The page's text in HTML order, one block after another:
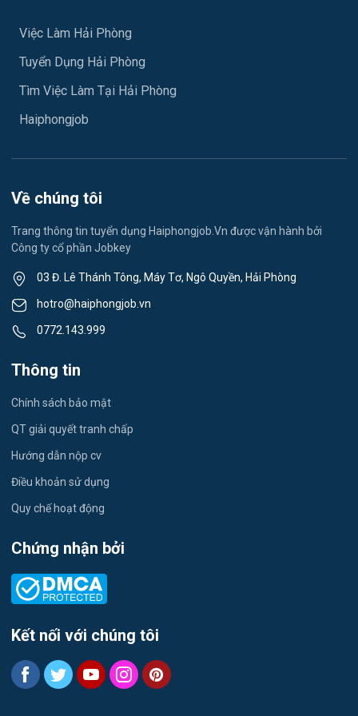
Y tế
May mặc
Lái xe
Tiếng Nhật
Du lịch
Công nhân
Thời Vụ
Tiếng Hàn
Tiếng Trung
Xuất Nhập Khẩu
Y Dược
Logistics
Việc làm An Hải
Việc làm An Phong
Việc làm Hải Dương
Việc làm Nam Đồng
Việc làm Tân Hưng
Việc làm Ái Quốc
Việc làm Chu Văn An
Việc làm Trần Hưng Đạo
Việc làm Nguyễn Trãi
Việc làm Trần Nhân Tông
Việc làm Nguyễn Đại Năng
Việc Làm Hải Phòng
Tuyển Dụng Hải Phòng
Tìm Việc Làm Tại Hải Phòng
Haiphongjob
Về chúng tôi
Trang thông tin tuyển dụng Haiphongjob.Vn được vận hành bởi
Công ty cổ phần Jobkey
03 Đ. Lê Thánh Tông, Máy Tơ, Ngô Quyền, Hải Phòng
hotro@haiphongjob.vn
0772.143.999
Thông tin
Chính sách bảo mật
QT giải quyết tranh chấp
Hướng dẫn nộp cv
Điều khoản sử dụng
Quy chế hoạt động
Chứng nhận bởi
Kết nối với chúng tôi